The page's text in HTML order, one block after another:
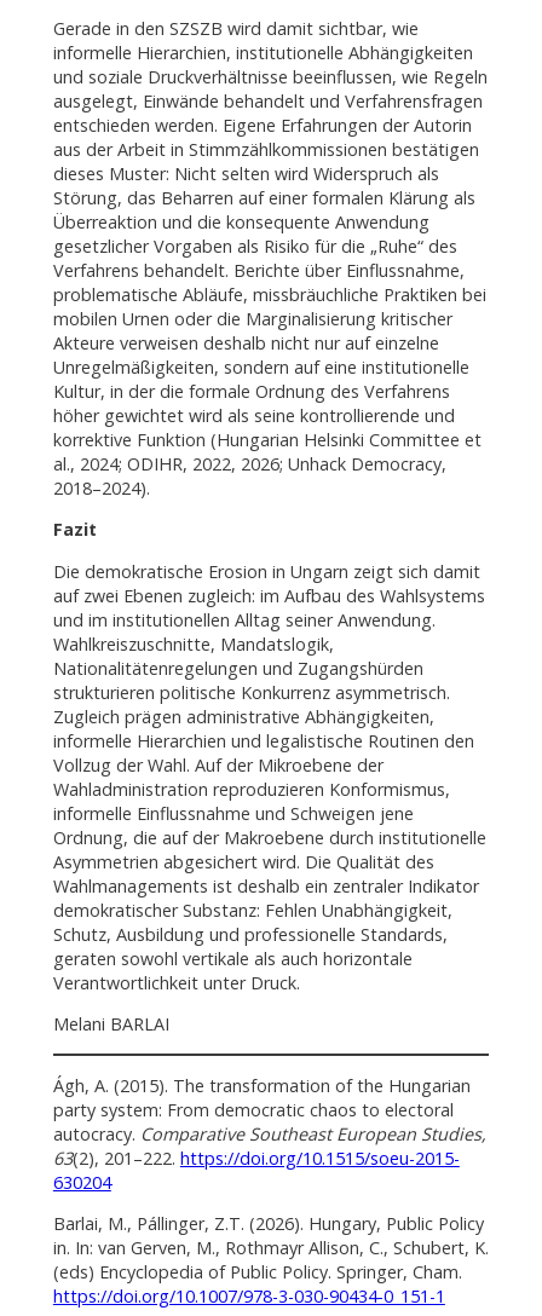
Gerade in den SZSZB wird damit sichtbar, wie
informelle Hierarchien, institutionelle Abhängigkeiten
und soziale Druckverhältnisse beeinflussen, wie Regeln
ausgelegt, Einwände behandelt und Verfahrensfragen
entschieden werden. Eigene Erfahrungen der Autorin
aus der Arbeit in Stimmzählkommissionen bestätigen
dieses Muster: Nicht selten wird Widerspruch als
Störung, das Beharren auf einer formalen Klärung als
Überreaktion und die konsequente Anwendung
gesetzlicher Vorgaben als Risiko für die „Ruhe“ des
Verfahrens behandelt. Berichte über Einflussnahme,
problematische Abläufe, missbräuchliche Praktiken bei
mobilen Urnen oder die Marginalisierung kritischer
Akteure verweisen deshalb nicht nur auf einzelne
Unregelmäßigkeiten, sondern auf eine institutionelle
Kultur, in der die formale Ordnung des Verfahrens
höher gewichtet wird als seine kontrollierende und
korrektive Funktion (Hungarian Helsinki Committee et
al., 2024; ODIHR, 2022, 2026; Unhack Democracy,
2018–2024).
Fazit
Die demokratische Erosion in Ungarn zeigt sich damit
auf zwei Ebenen zugleich: im Aufbau des Wahlsystems
und im institutionellen Alltag seiner Anwendung.
Wahlkreiszuschnitte, Mandatslogik,
Nationalitätenregelungen und Zugangshürden
strukturieren politische Konkurrenz asymmetrisch.
Zugleich prägen administrative Abhängigkeiten,
informelle Hierarchien und legalistische Routinen den
Vollzug der Wahl. Auf der Mikroebene der
Wahladministration reproduzieren Konformismus,
informelle Einflussnahme und Schweigen jene
Ordnung, die auf der Makroebene durch institutionelle
Asymmetrien abgesichert wird. Die Qualität des
Wahlmanagements ist deshalb ein zentraler Indikator
demokratischer Substanz: Fehlen Unabhängigkeit,
Schutz, Ausbildung und professionelle Standards,
geraten sowohl vertikale als auch horizontale
Verantwortlichkeit unter Druck.
Melani BARLAI
Ágh, A. (2015). The transformation of the Hungarian
party system: From democratic chaos to electoral
autocracy. Comparative Southeast European Studies,
63(2), 201–222. https://doi.org/10.1515/soeu-2015-
630204
Barlai, M., Pállinger, Z.T. (2026). Hungary, Public Policy
in. In: van Gerven, M., Rothmayr Allison, C., Schubert, K.
(eds) Encyclopedia of Public Policy. Springer, Cham.
https://doi.org/10.1007/978-3-030-90434-0_151-1